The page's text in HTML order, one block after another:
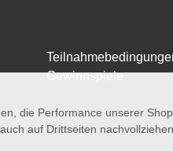
Gewinnspiele
die Performance unserer
auf Drittseiten